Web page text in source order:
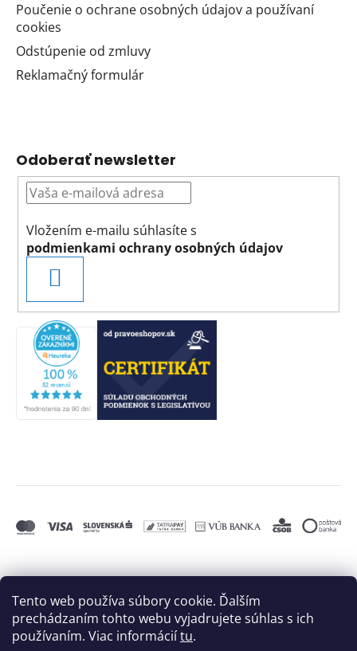
Tento web používa súbory cookie. Ďalším
prechádzaním tohto webu vyjadrujete súhlas s ich
používaním. Viac informáciítu.
Poučenie o ochrane osobných údajov a používaní
cookies
Odstúpenie od zmluvy
Reklamačný formulár
Odoberať newsletter
Vložením e-mailu súhlasíte s
podmienkami ochrany osobných údajov
SA